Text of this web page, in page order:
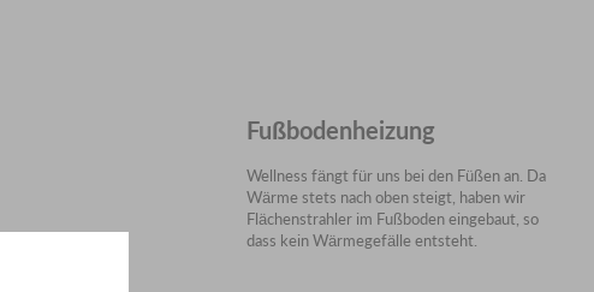
Fußbodenheizung
Wellness fängt für uns bei den Füßen an. Da
Wärme stets nach oben steigt, haben wir
Flächenstrahler im Fußboden eingebaut, so
dass kein Wärmegefälle entsteht.